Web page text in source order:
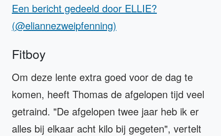
Een bericht gedeeld door ELLIE?
(@eliannezweipfenning)
Fitboy
Om deze lente extra goed voor de dag te
komen, heeft Thomas de afgelopen tijd veel
getraind. "De afgelopen twee jaar heb ik er
alles bij elkaar acht kilo bij gegeten", vertelt